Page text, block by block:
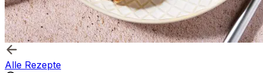
Alle Rezepte